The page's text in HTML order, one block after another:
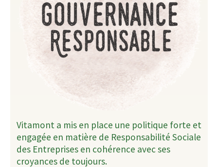
Vitamont a mis en place une politique forte et
engagée en matière de Responsabilité Sociale
des Entreprises en cohérence avec ses
croyances de toujours.